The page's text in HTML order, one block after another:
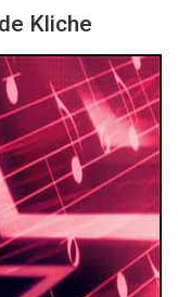
Kliche